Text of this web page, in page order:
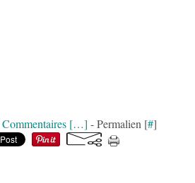
Commentaires […] - Permalien [#]